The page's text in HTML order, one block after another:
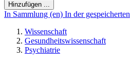
Hinzufügen ...
In Sammlung (en) In der gespeicherten
Wissenschaft
Gesundheitswissenschaft
Psychiatrie